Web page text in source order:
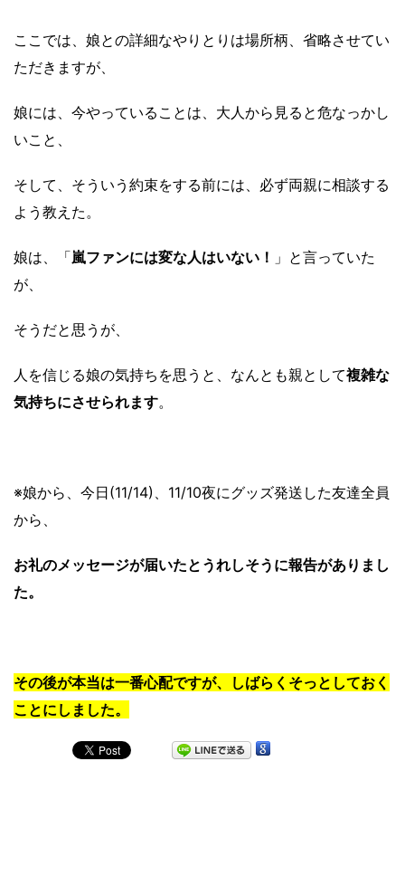
ここでは、娘との詳細なやりとりは場所柄、省略させてい
ただきますが、
娘には、今やっていることは、大人から見ると危なっかし
いこと、
そして、そういう約束をする前には、必ず両親に相談する
よう教えた。
娘は、「嵐ファンには変な人はいない！ 」と言っていた
が、
そうだと思うが、
人を信じる娘の気持ちを思うと、なんとも親として複雑な
気持ちにさせられます。
※娘から、今日(11/14)、11/10夜にグッズ発送した友達全員
から、
お礼のメッセージが届いたとうれしそうに報告がありまし
た。
その後が本当は一番心配ですが、しばらくそっとしておく
ことにしました。